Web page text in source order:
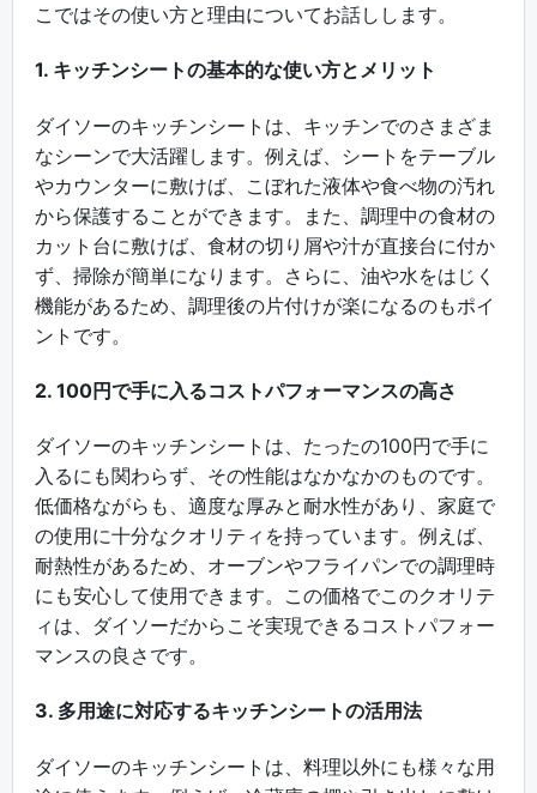
こではその使い方と理由についてお話しします。
1. キッチンシートの基本的な使い方とメリット
ダイソーのキッチンシートは、キッチンでのさまざま
なシーンで大活躍します。例えば、シートをテーブル
やカウンターに敷けば、こぼれた液体や食べ物の汚れ
から保護することができます。また、調理中の食材の
カット台に敷けば、食材の切り屑や汁が直接台に付か
ず、掃除が簡単になります。さらに、油や水をはじく
機能があるため、調理後の片付けが楽になるのもポイ
ントです。
2. 100円で手に入るコストパフォーマンスの高さ
ダイソーのキッチンシートは、たったの100円で手に
入るにも関わらず、その性能はなかなかのものです。
低価格ながらも、適度な厚みと耐水性があり、家庭で
の使用に十分なクオリティを持っています。例えば、
耐熱性があるため、オーブンやフライパンでの調理時
にも安心して使用できます。この価格でこのクオリテ
ィは、ダイソーだからこそ実現できるコストパフォー
マンスの良さです。
3. 多用途に対応するキッチンシートの活用法
ダイソーのキッチンシートは、料理以外にも様々な用